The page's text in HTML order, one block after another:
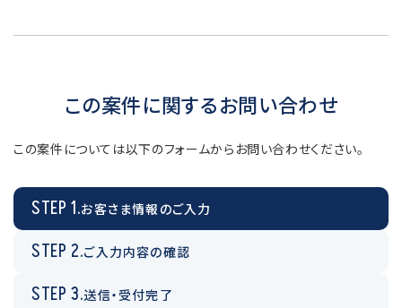
この案件に関するお問い合わせ
この案件については以下のフォームからお問い合わせください。
STEP 1.お客さま情報のご入力
STEP 2.ご入力内容の確認
STEP 3.送信・受付完了